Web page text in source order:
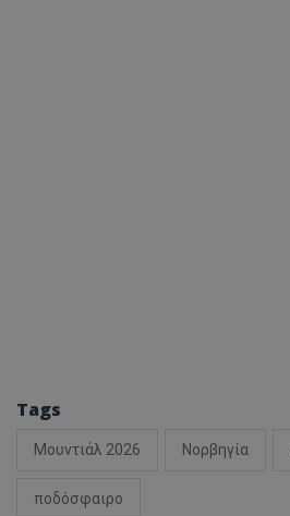
Tags
Μουντιάλ 2026 Νορβηγία
ποδόσφαιρο